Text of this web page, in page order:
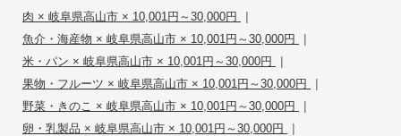
肉 × 岐阜県高山市 × 10,001円～30,000円 |
魚介・海産物 × 岐阜県高山市 × 10,001円～30,000円 |
米・パン × 岐阜県高山市 × 10,001円～30,000円 |
果物・フルーツ × 岐阜県高山市 × 10,001円～30,000円 |
野菜・きのこ × 岐阜県高山市 × 10,001円～30,000円 |
卵・乳製品 × 岐阜県高山市 × 10,001円～30,000円 |